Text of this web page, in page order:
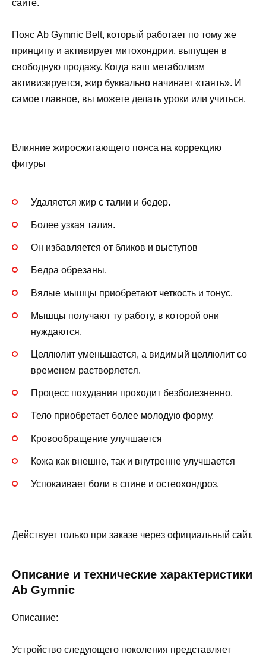
сайте.
Пояс Ab Gymnic Belt, который работает по тому же
принципу и активирует митохондрии, выпущен в
свободную продажу. Когда ваш метаболизм
активизируется, жир буквально начинает «таять». И
самое главное, вы можете делать уроки или учиться.
Влияние жиросжигающего пояса на коррекцию
фигуры
Удаляется жир с талии и бедер.
Более узкая талия.
Он избавляется от бликов и выступов
Бедра обрезаны.
Вялые мышцы приобретают четкость и тонус.
Мышцы получают ту работу, в которой они
нуждаются.
Целлюлит уменьшается, а видимый целлюлит со
временем растворяется.
Процесс похудания проходит безболезненно.
Тело приобретает более молодую форму.
Кровообращение улучшается
Кожа как внешне, так и внутренне улучшается
Успокаивает боли в спине и остеохондроз.
Действует только при заказе через официальный сайт.
Описание и технические характеристики
Ab Gymnic
Описание:
Устройство следующего поколения представляет